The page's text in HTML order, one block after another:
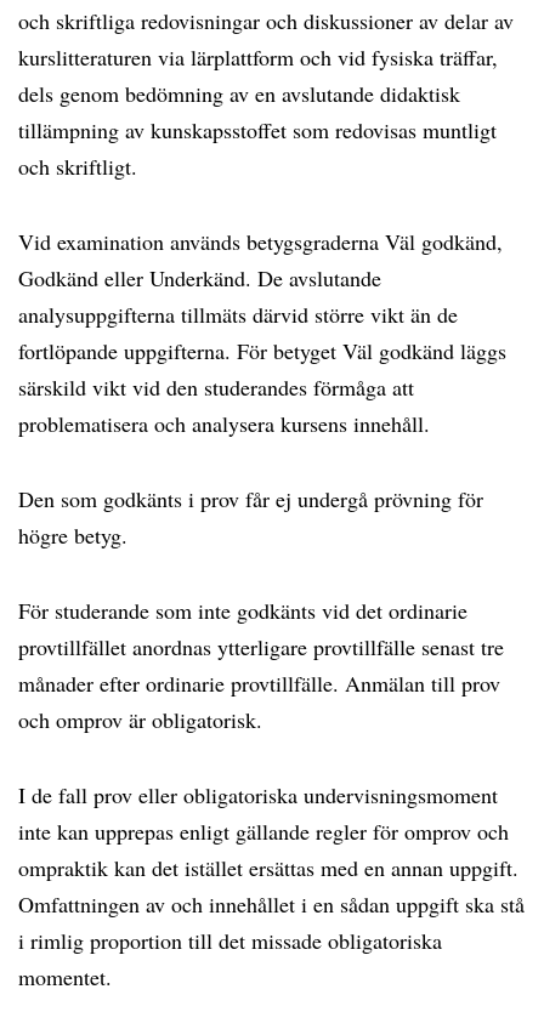
och skriftliga redovisningar och diskussioner av delar av
kurslitteraturen via lärplattform och vid fysiska träffar,
dels genom bedömning av en avslutande didaktisk
tillämpning av kunskapsstoffet som redovisas muntligt
och skriftligt.
Vid examination används betygsgraderna Väl godkänd,
Godkänd eller Underkänd. De avslutande
analysuppgifterna tillmäts därvid större vikt än de
fortlöpande uppgifterna. För betyget Väl godkänd läggs
särskild vikt vid den studerandes förmåga att
problematisera och analysera kursens innehåll.
Den som godkänts i prov får ej undergå prövning för
högre betyg.
För studerande som inte godkänts vid det ordinarie
provtillfället anordnas ytterligare provtillfälle senast tre
månader efter ordinarie provtillfälle. Anmälan till prov
och omprov är obligatorisk.
I de fall prov eller obligatoriska undervisningsmoment
inte kan upprepas enligt gällande regler för omprov och
ompraktik kan det istället ersättas med en annan uppgift.
Omfattningen av och innehållet i en sådan uppgift ska stå
i rimlig proportion till det missade obligatoriska
momentet.